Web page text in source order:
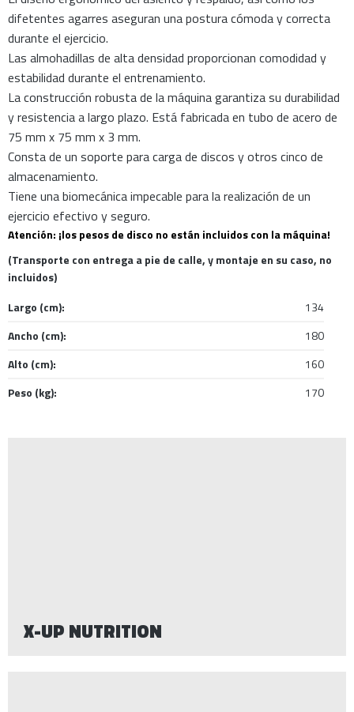
difetentes agarres aseguran una postura cómoda y correcta
durante el ejercicio.
Las almohadillas de alta densidad proporcionan comodidad y
estabilidad durante el entrenamiento.
La construcción robusta de la máquina garantiza su durabilidad
y resistencia a largo plazo. Está fabricada en tubo de acero de
75 mm x 75 mm x 3 mm.
Consta de un soporte para carga de discos y otros cinco de
almacenamiento.
Tiene una biomecánica impecable para la realización de un
ejercicio efectivo y seguro.
Atención: ¡los pesos de disco no están incluidos con la máquina!
(Transporte con entrega a pie de calle, y montaje en su caso, no
incluidos)
Largo (cm):
134
Ancho (cm):
180
Alto (cm):
160
Peso (kg):
170
X-UP NUTRITION